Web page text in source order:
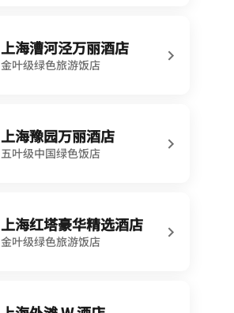
上海漕河泾万丽酒店
金叶级绿色旅游饭店
上海豫园万丽酒店
五叶级中国绿色饭店
上海红塔豪华精选酒店
金叶级绿色旅游饭店